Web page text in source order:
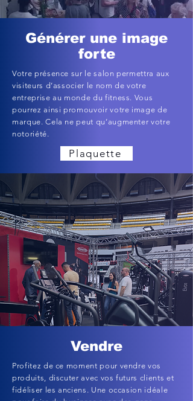
Générer une image
forte
Votre présence sur le salon permettra aux
visiteurs d’associer le nom de votre
entreprise au monde du fitness. Vous
pourrez ainsi promouvoir votre image de
marque. Cela ne peut qu’augmenter votre
notoriété.
Plaquette
Vendre
Profitez de ce moment pour vendre vos
produits, discuter avec vos futurs clients et
fidéliser les anciens. Une occasion idéale